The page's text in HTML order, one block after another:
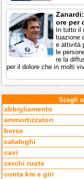
ore per
In tutto il
tuazione
e attività
le
re la
per il dolore che in molti
Scegli
abbigliamento
ammortizzatori
borse
cataloghi
cavi
cerchi ruote
conta km e giri